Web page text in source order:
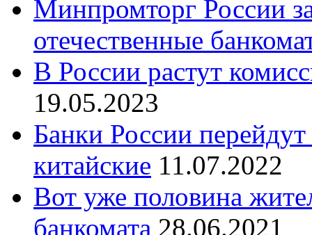
Минпромторг России
отечественные
В России растут
19.05.2023
Банки России
китайские 11.07.2022
Вот уже половина
банкомата 28.06.2021